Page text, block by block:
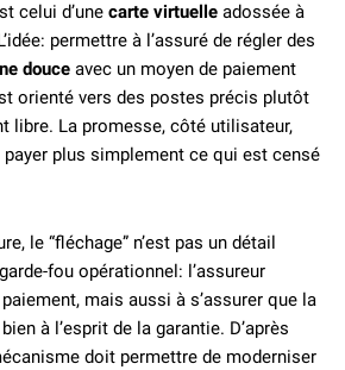
celui d’une carte virtuelle adossée à
permettre à l’assuré de régler des
douce avec un moyen de paiement
orienté vers des postes précis plutôt
libre. La promesse, côté utilisateur,
plus simplement ce qui est censé
le “fléchage” n’est pas un détail
fou opérationnel: l’assureur
mais aussi à s’assurer que la
à l’esprit de la garantie. D’après
doit permettre de moderniser